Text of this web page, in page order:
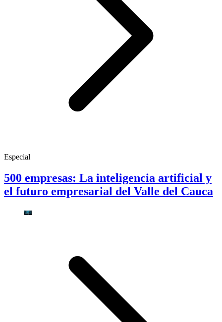
Especial
500 empresas: La inteligencia artificial y
el futuro empresarial del Valle del Cauca